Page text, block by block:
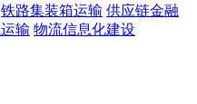
铁路集装箱运输 供应链金融
输 物流信息化建设